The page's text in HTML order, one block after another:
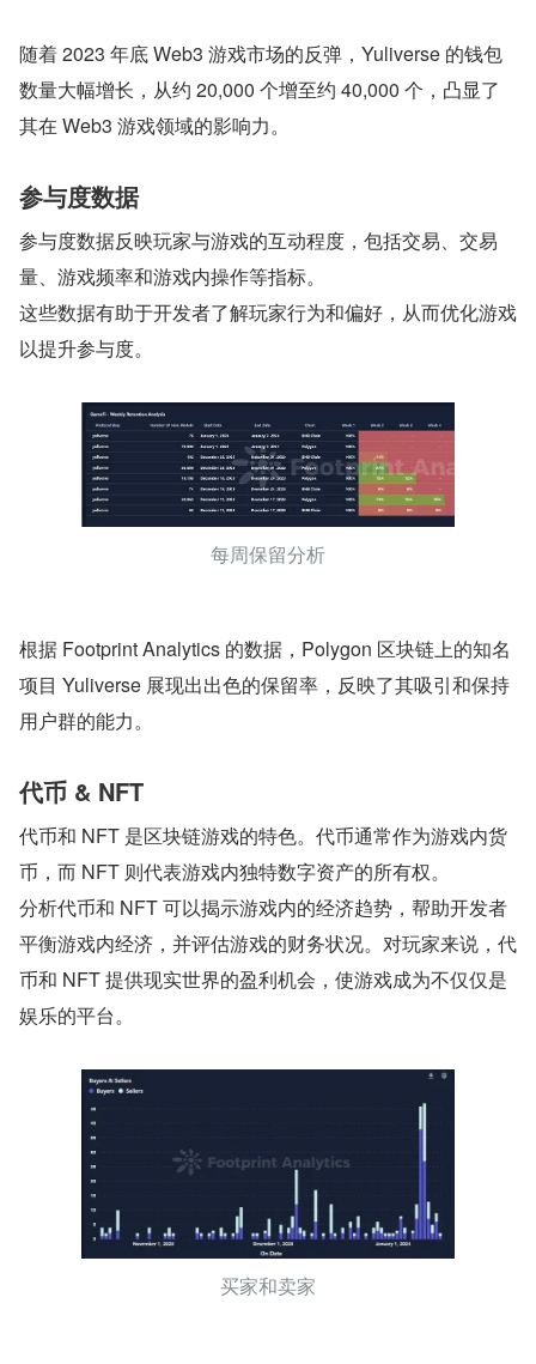
随着 2023 年底 Web3 游戏市场的反弹，Yuliverse 的钱包
数量大幅增长，从约 20,000 个增至约 40,000 个，凸显了
其在 Web3 游戏领域的影响力。
参与度数据
参与度数据反映玩家与游戏的互动程度，包括交易、交易
量、游戏频率和游戏内操作等指标。
这些数据有助于开发者了解玩家行为和偏好，从而优化游戏
以提升参与度。
每周保留分析
根据 Footprint Analytics 的数据，Polygon 区块链上的知名
项目 Yuliverse 展现出出色的保留率，反映了其吸引和保持
用户群的能力。
代币 & NFT
代币和 NFT 是区块链游戏的特色。代币通常作为游戏内货
币，而 NFT 则代表游戏内独特数字资产的所有权。
分析代币和 NFT 可以揭示游戏内的经济趋势，帮助开发者
平衡游戏内经济，并评估游戏的财务状况。对玩家来说，代
币和 NFT 提供现实世界的盈利机会，使游戏成为不仅仅是
娱乐的平台。
买家和卖家